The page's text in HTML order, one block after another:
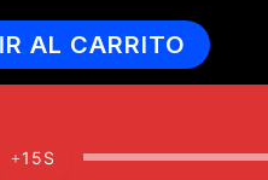
AL CARRITO
15